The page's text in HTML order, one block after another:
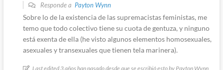
Responde a Payton Wynn
Sobre lo de la existencia de las supremacistas feministas, me
temo que todo colectivo tiene su cuota de gentuza, y ninguno
está exenta de ella (he visto algunos elementos homosexuales,
asexuales y transexuales que tienen tela marinera).
Last edited 3 años han pasado desde que se escribió esto by Payton Wynn